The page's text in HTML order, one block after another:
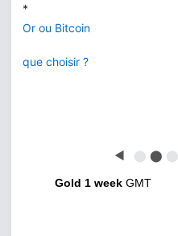
*
Or ou Bitcoin
que choisir ?
◀ ⬤ ⬤ ⬤
Gold 1 week GMT